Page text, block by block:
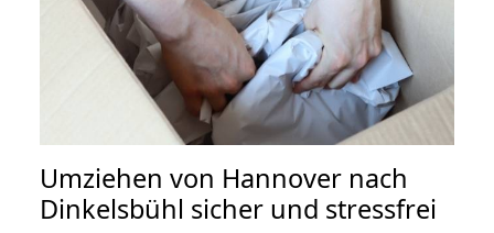
Umziehen von Hannover nach
Dinkelsbühl sicher und stressfrei